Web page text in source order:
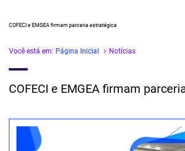
COFECI e EMGEA firmam parceria estratégica
Você está em: Página Inicial Notícias
COFECI e EMGEA firmam